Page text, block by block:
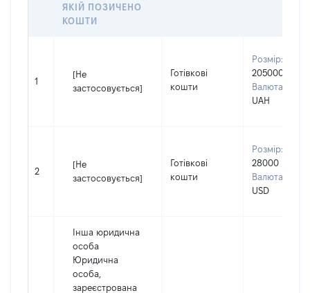
ЯКІЙ ПОЗИЧЕНО
КОШТИ
1
[Не
застосовується]
Готівкові
кошти
Розмір:
205000
Валюта:
UAH
2
[Не
застосовується]
Готівкові
кошти
Розмір:
28000
Валюта:
USD
Інша юридична
особа
Юридична
особа,
зареєстрована